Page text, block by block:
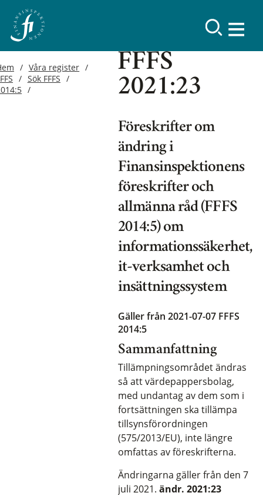
Våra register
Sök FFFS
FFFS
2021:23
Föreskrifter om
ändring i
Finansinspektionens
föreskrifter och
allmänna råd (FFFS
2014:5) om
informationssäkerhet,
it-verksamhet och
insättningssystem
Gäller från 2021-07-07 FFFS
2014:5
Sammanfattning
Tillämpningsområdet ändras
så att värdepappersbolag,
med undantag av dem som i
fortsättningen ska tillämpa
tillsynsförordningen
(575/2013/EU), inte längre
omfattas av föreskrifterna.
Ändringarna gäller från den 7
juli 2021.ändr. 2021:23